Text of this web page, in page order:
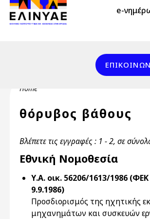
Skip to main content
Header Top 2 e-
Header Top
Επικοινωνία
Breadcrumb
Home
θόρυβος βάθους
Βλέπετε τις εγγραφές : 1 - 2, σε
Εθνική Νομοθεσία
Υ.Α. οικ. 56206/1613/1986
9.9.1986)
Προσδιορισμός της ηχητικής
μηχανημάτων και συσκευών